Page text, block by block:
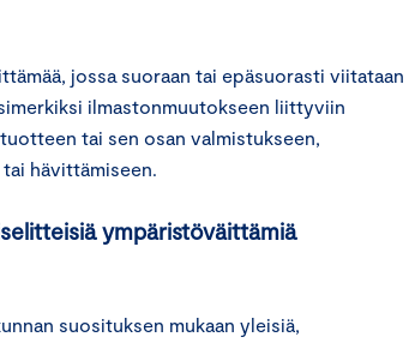
jossa suoraan tai epäsuorasti viitataan
ilmastonmuutokseen liittyviin
tai sen osan valmistukseen,
hävittämiseen.
ympäristöväittämiä
suosituksen mukaan yleisiä,